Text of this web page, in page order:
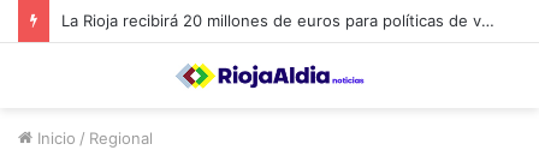
El LogroBasket ya conoce su calendario para la próxima temporada en Liga EBA
Inicio / Regional